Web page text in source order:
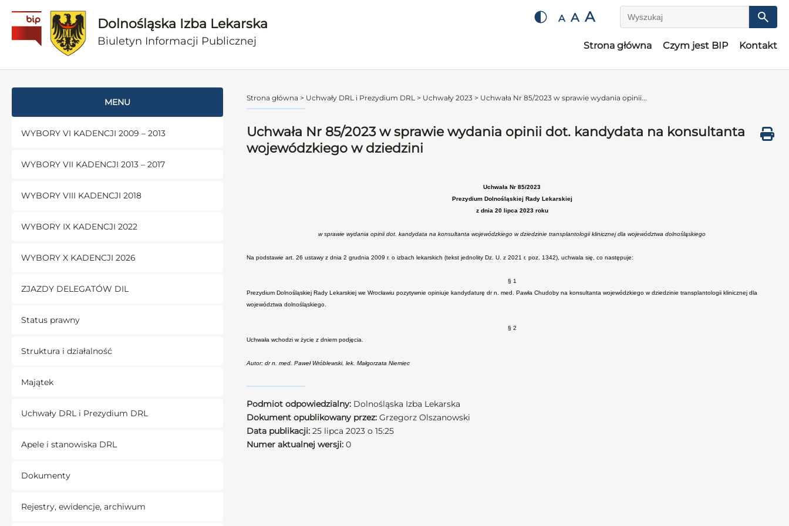
Dolnośląska Izba Lekarska
Biuletyn Informacji Publicznej
A A A Wyszukaj
Strona główna Czym jest BIP Kontakt
MENU
WYBORY VI KADENCJI 2009 – 2013
WYBORY VII KADENCJI 2013 – 2017
WYBORY VIII KADENCJI 2018
WYBORY IX KADENCJI 2022
WYBORY X KADENCJI 2026
ZJAZDY DELEGATÓW DIL
Status prawny
Struktura i działalność
Majątek
Uchwały DRL i Prezydium DRL
Apele i stanowiska DRL
Dokumenty
Rejestry, ewidencje, archiwum
Strona główna > Uchwały DRL i Prezydium DRL > Uchwały 2023 > Uchwała Nr 85/2023 w sprawie wydania opinii...
Uchwała Nr 85/2023 w sprawie wydania opinii dot. kandydata na konsultanta
wojewódzkiego w dziedzini
Uchwała Nr 85/2023
Prezydium Dolnośląskiej Rady Lekarskiej
z dnia 20 lipca 2023 roku
w sprawie wydania opinii dot. kandydata na konsultanta wojewódzkiego w dziedzinie transplantologii klinicznej dla województwa dolnośląskiego
Na podstawie art. 26 ustawy z dnia 2 grudnia 2009 r. o izbach lekarskich (tekst jednolity Dz. U. z 2021 r. poz. 1342), uchwala się, co następuje:
§ 1
Prezydium Dolnośląskiej Rady Lekarskiej we Wrocławiu pozytywnie opiniuje kandydaturę dr n. med. Pawła Chudoby na konsultanta wojewódzkiego w dziedzinie transplantologii klinicznej dla
województwa dolnośląskiego.
§ 2
Uchwała wchodzi w życie z dniem podjęcia.
Autor: dr n. med. Paweł Wróblewski, lek. Małgorzata Niemiec
Podmiot odpowiedzialny: Dolnośląska Izba Lekarska
Dokument opublikowany przez: Grzegorz Olszanowski
Data publikacji: 25 lipca 2023 o 15:25
Numer aktualnej wersji: 0